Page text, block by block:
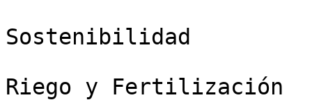
Sostenibilidad
Riego y Fertilización